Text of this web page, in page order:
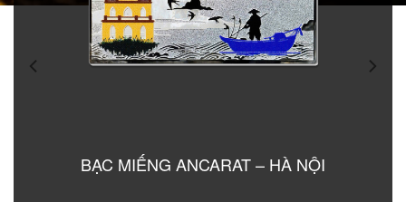
BẠC MIẾNG ANCARAT – HÀ NỘI